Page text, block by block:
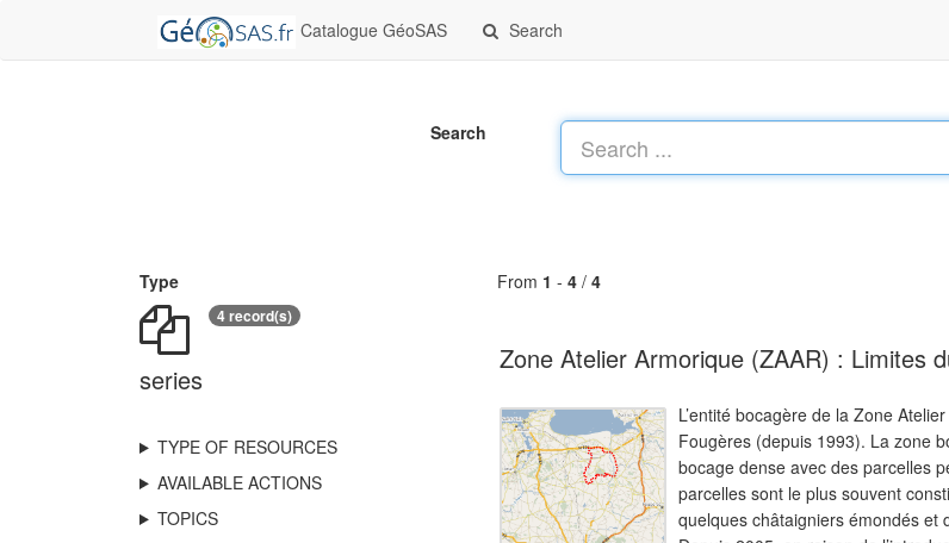
Catalogue GéoSAS Search
Search
Type
series
4 record(s)
TYPE OF RESOURCES
AVAILABLE ACTIONS
TOPICS
From 1 - 4 / 4
Zone Atelier Armorique (ZAAR) : Limites
L’entité bocagère de la Zone
Fougères (depuis 1993). La zone
bocage dense avec des parcelles
parcelles sont le plus souvent
quelques châtaigniers émondés et